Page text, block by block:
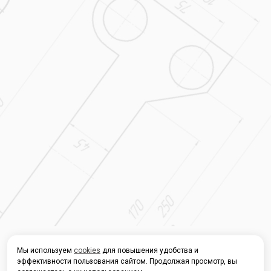
Мы используем cookies для повышения удобства и
эффективности пользования сайтом. Продолжая просмотр, вы